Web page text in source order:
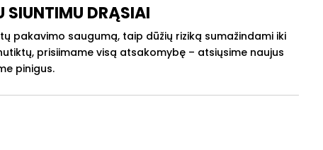
SIUNTIMU DRĄSIAI
pakavimo saugumą, taip dūžių riziką sumažindami iki
prisiimame visą atsakomybę – atsiųsime naujus
pinigus.